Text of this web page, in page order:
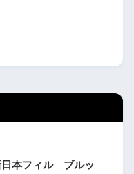
日本フィル ブルッ